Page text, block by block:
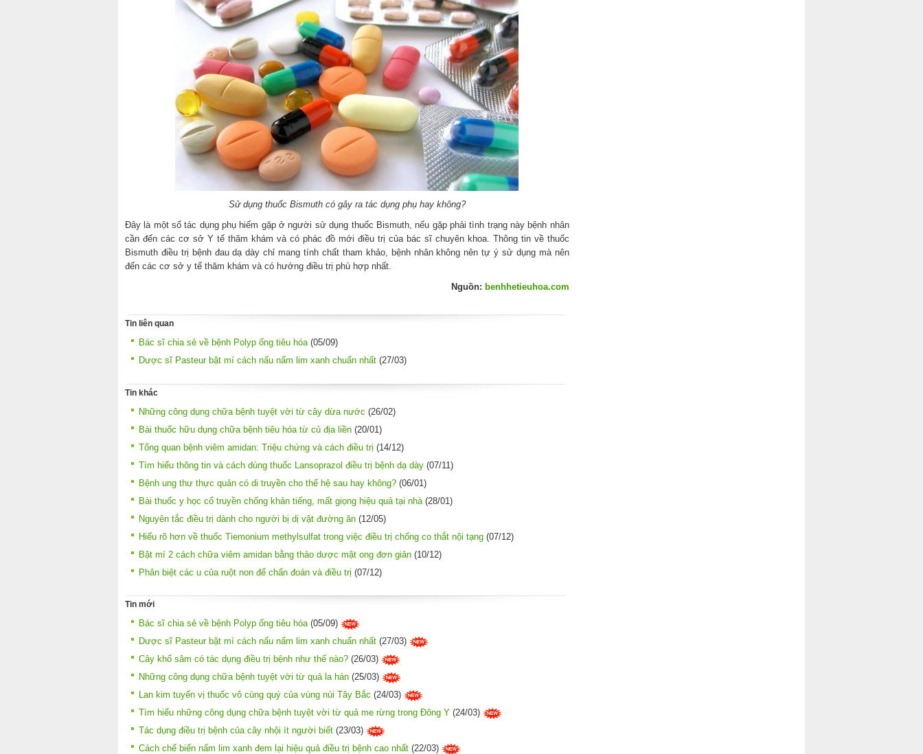
Sử dụng thuốc Bismuth có gây ra tác dụng phụ hay không?
Đây là một số tác dụng phụ hiếm gặp ở người sử dụng thuốc Bismuth, nếu gặp phải tình trạng này bệnh nhân
cần đến các cơ sở Y tế thăm khám và có phác đồ mới điều trị của bác sĩ chuyên khoa. Thông tin về thuốc
Bismuth điều trị bệnh đau dạ dày chỉ mang tính chất tham khảo, bệnh nhân không nên tự ý sử dụng mà nên
đến các cơ sở y tế thăm khám và có hướng điều trị phù hợp nhất.
Nguồn: benhhetieuhoa.com
Tin liên quan
Bác sĩ chia sẻ về bệnh Polyp ống tiêu hóa(05/09)
Dược sĩ Pasteur bật mí cách nấu nấm lim xanh chuẩn nhất (27/03)
Tin khác
Những công dụng chữa bệnh tuyệt vời từ cây dừa nước (26/02)
Bài thuốc hữu dụng chữa bệnh tiêu hóa từ củ địa liền (20/01)
Tổng quan bệnh viêm amidan: Triệu chứng và cách điều trị (14/12)
Tìm hiểu thông tin và cách dùng thuốc Lansoprazol điều trị bệnh dạ dày (07/11)
Bệnh ung thư thực quản có di truyền cho thế hệ sau hay không? (06/01)
Bài thuốc y học cổ truyền chống khản tiếng, mất giọng hiệu quả tại nhà (28/01)
Nguyên tắc điều trị dành cho người bị dị vật đường ăn (12/05)
Hiểu rõ hơn về thuốc Tiemonium methylsulfat trong việc điều trị chống co thắt nội tạng (07/12)
Bật mí 2 cách chữa viêm amidan bằng thảo dược mật ong đơn giản (10/12)
Phân biệt các u của ruột non để chẩn đoán và điều trị (07/12)
Tin mới
Bác sĩ chia sẻ về bệnh Polyp ống tiêu hóa(05/09)
Dược sĩ Pasteur bật mí cách nấu nấm lim xanh chuẩn nhất (27/03)
Cây khổ sâm có tác dụng điều trị bệnh như thế nào? (26/03)
Những công dụng chữa bệnh tuyệt vời từ quả la hán (25/03)
Lan kim tuyến vị thuốc vô cùng quý của vùng núi Tây Bắc (24/03)
Tìm hiểu những công dụng chữa bệnh tuyệt vời từ quả me rừng trong Đông Y (24/03)
Tác dụng điều trị bệnh của cây nhội ít người biết (23/03)
Cách chế biến nấm lim xanh đem lại hiệu quả điều trị bệnh cao nhất (22/03)